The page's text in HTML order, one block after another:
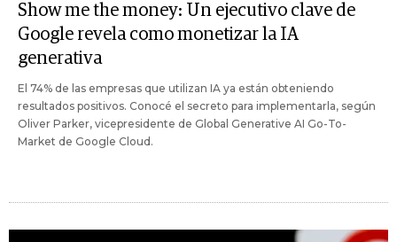
Show me the money: Un ejecutivo clave de
Google revela como monetizar la IA
generativa
El 74% de las empresas que utilizan IA ya están obteniendo
resultados positivos. Conocé el secreto para implementarla, según
Oliver Parker, vicepresidente de Global Generative AI Go-To-
Market de Google Cloud.